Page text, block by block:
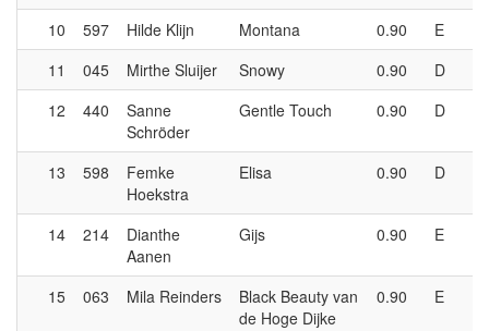
10
597 Hilde Klijn Montana 0.90
E
11
045 Mirthe Sluijer Snowy 0.90
D
12
440
Sanne
Schröder
Gentle Touch 0.90 D
13 598
Femke
Hoekstra
Elisa 0.90 D
14 214
Dianthe
Aanen
Gijs 0.90 E
15 063 Mila Reinders
Black Beauty van
de Hoge Dijke
0.90 E